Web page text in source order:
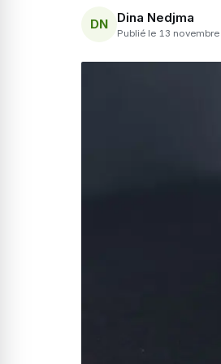
DN Dina Nedjma
Publié le 13